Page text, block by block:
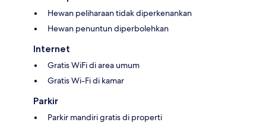
Hewan peliharaan tidak diperkenankan
Hewan penuntun diperbolehkan
Internet
Gratis WiFi di area umum
Gratis Wi-Fi di kamar
Parkir
Parkir mandiri gratis di properti